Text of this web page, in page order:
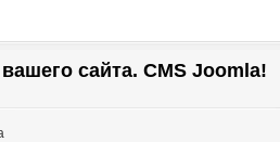
сайта. CMS Joomla!